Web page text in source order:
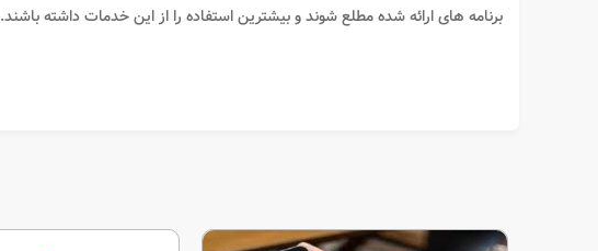
برنامه های ارائه شده مطلع شوند و بیشترین استفاده را از این خدمات داشته باشند.